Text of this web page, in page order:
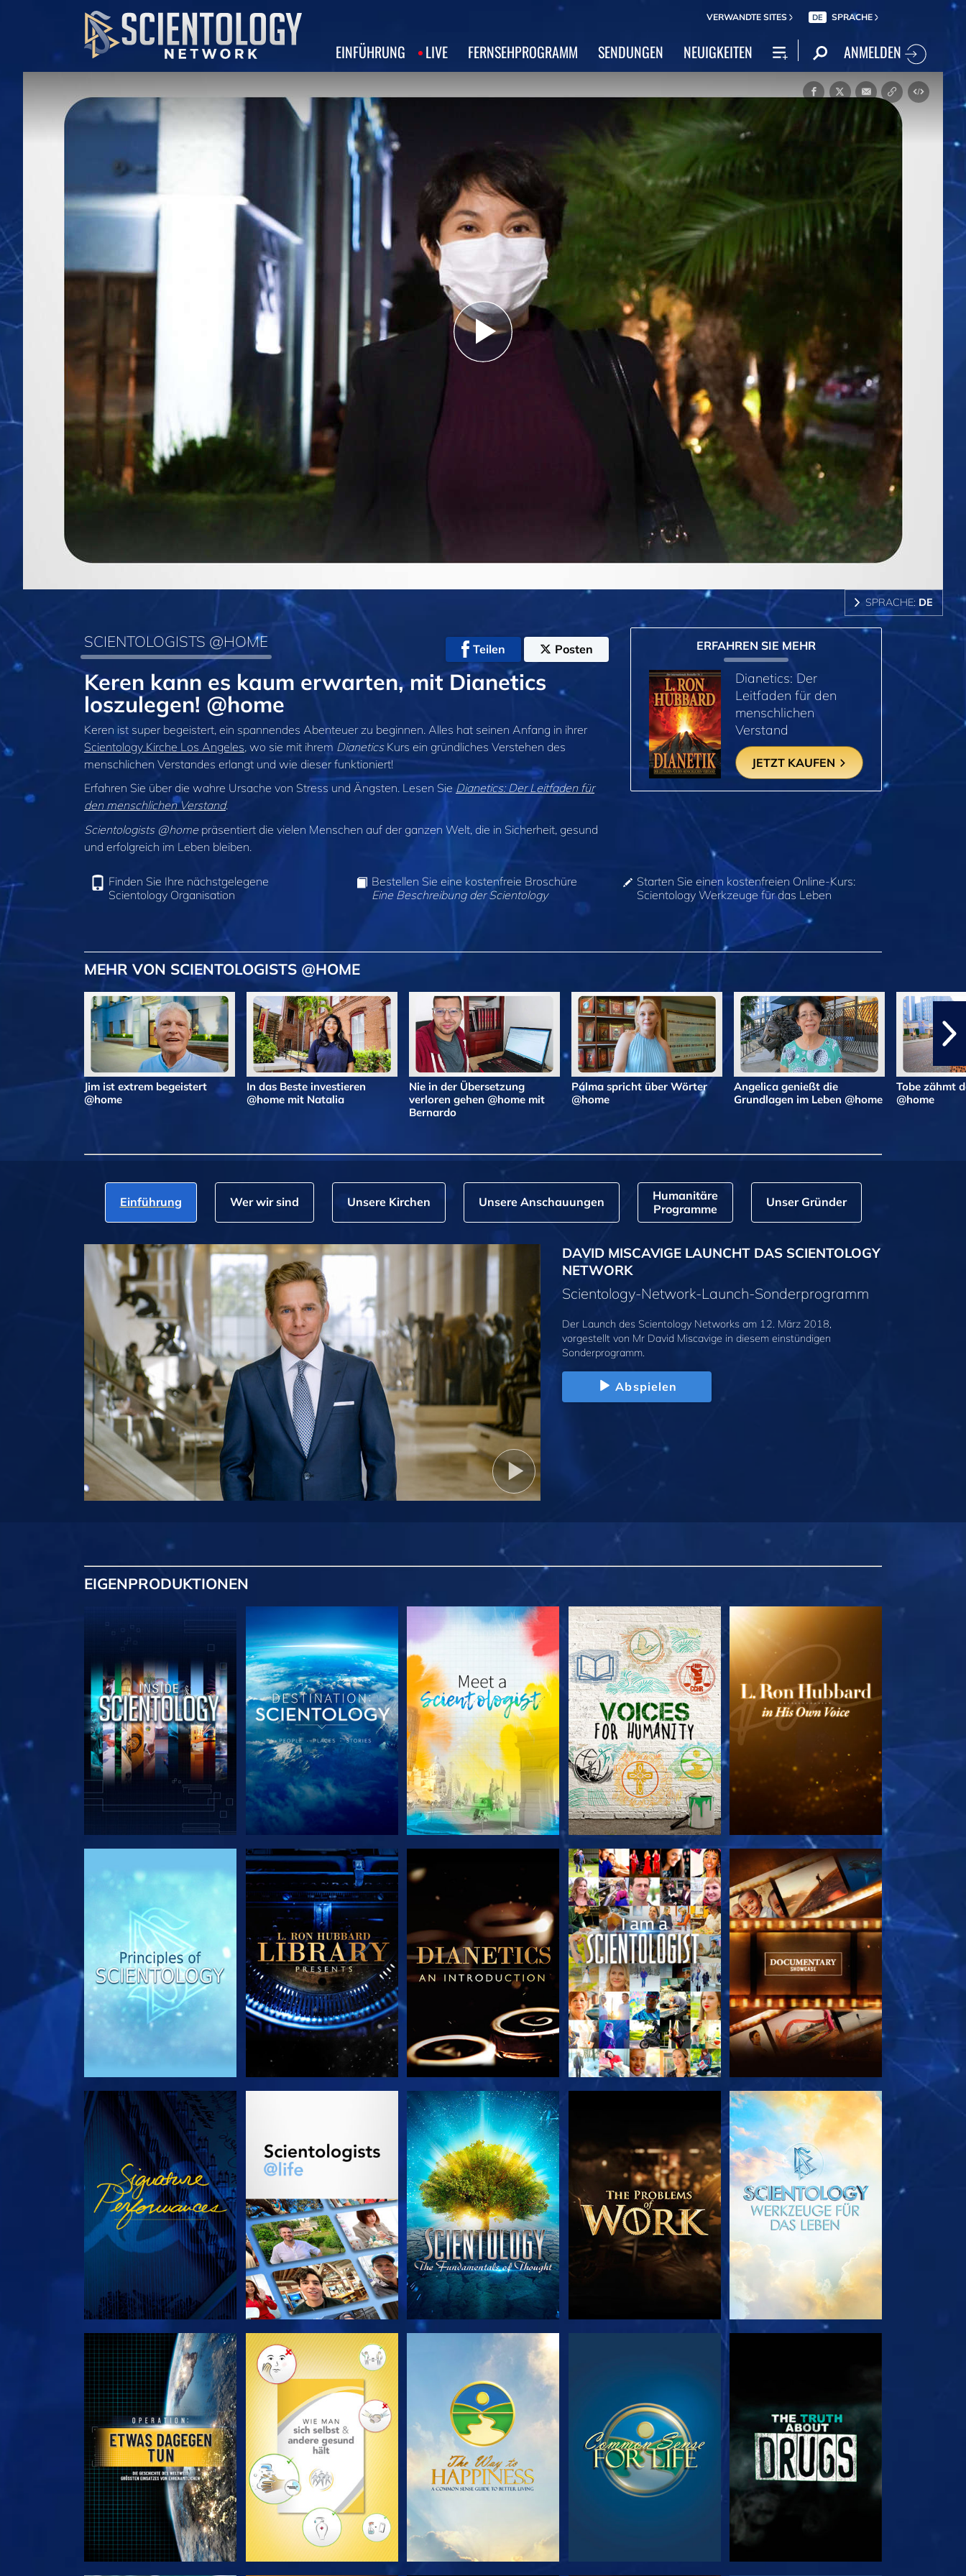
VERWANDTE SITES DE SPRACHE
EINFÜHRUNG LIVE FERNSEHPROGRAMM SENDUNGEN NEUIGKEITEN ANMELDEN
Play
SPRACHE: DE
SCIENTOLOGISTS @HOME Teilen Posten
Keren kann es kaum erwarten, mit Dianetics
loszulegen! @home
Keren ist super begeistert, ein spannendes Abenteuer zu beginnen. Alles hat seinen Anfang in ihrer
Scientology Kirche Los Angeles, wo sie mit ihrem DianeticsKurs ein gründliches Verstehen des
menschlichen Verstandes erlangt und wie dieser funktioniert!
Erfahren Sie über die wahre Ursache von Stress und Ängsten. Lesen Sie Dianetics: Der Leitfaden für
den menschlichen Verstand.
Scientologists @homepräsentiert die vielen Menschen auf der ganzen Welt, die in Sicherheit, gesund
und erfolgreich im Leben bleiben.
ERFAHREN SIE MEHR
Dianetics: Der
Leitfaden für den
menschlichen
Verstand
JETZT KAUFEN
Finden Sie Ihre nächstgelegene
Scientology Organisation
Bestellen Sie eine kostenfreie Broschüre
Eine Beschreibung der Scientology
Starten Sie einen kostenfreien Online-Kurs:
Scientology Werkzeuge für das Leben
MEHR VON SCIENTOLOGISTS @HOME
Jim ist extrem begeistert
@home
In das Beste investieren
@home mit Natalia
Nie in der Übersetzung
verloren gehen @home mit
Bernardo
Pálma spricht über Wörter
@home
Angelica genießt die
Grundlagen im Leben @home
Tobe zähmt
@home
Einführung Wer wir sind Unsere Kirchen Unsere Anschauungen
Humanitäre
Programme
Unser Gründer
DAVID MISCAVIGE LAUNCHT DAS SCIENTOLOGY
NETWORK
Scientology-Network-Launch-Sonderprogramm
Der Launch des Scientology Networks am 12. März 2018,
vorgestellt von Mr David Miscavige in diesem einstündigen
Sonderprogramm.
Abspielen
EIGENPRODUKTIONEN
SERIE ENTDECKEN SERIE ENTDECKEN SERIE ENTDECKEN SERIE ENTDECKEN SERIE ENTDECKEN
ANSEHEN ANSEHEN SERIE ENTDECKEN
SERIE ENTDECKEN SERIE ENTDECKEN